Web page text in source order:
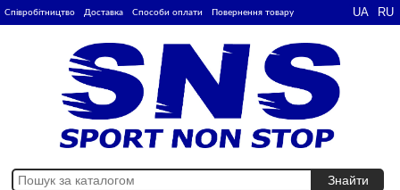
Співробітництво Доставка Способи оплати Повернення товару